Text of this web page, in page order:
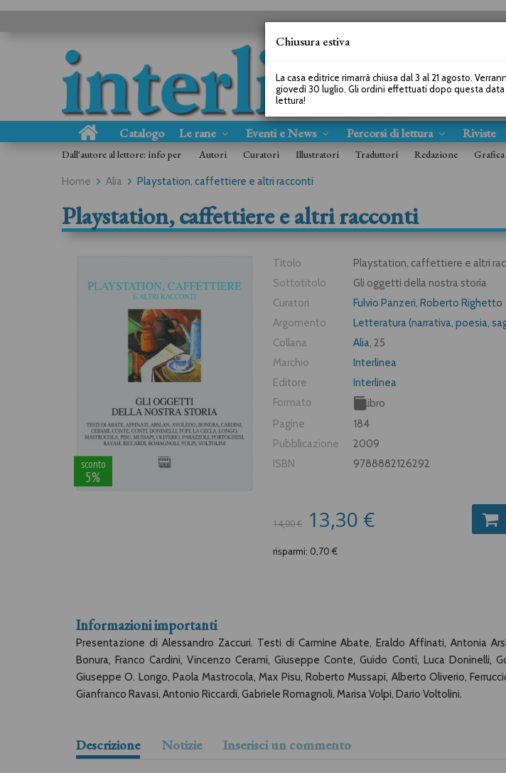
Catalogo Le rane Eventi e News Percorsi di lettura Riviste
Dall'autore al lettore: info per Autori Curatori Illustratori Traduttori Redazione Grafica
Home Alia Playstation, caffettiere e altri racconti
Playstation, caffettiere e altri racconti
sconto
5%
Titolo
Playstation, caffettiere e altri
Sottotitolo
Gli oggetti della nostra storia
Curatori
Fulvio Panzeri,Roberto Righetto
Argomento
Letteratura (narrativa, poesia,
Collana
Alia, 25
Marchio
Interlinea
Editore
Interlinea
Formato
Libro
Pagine
184
Pubblicazione
2009
ISBN
9788882126292
14,00 € 13,30 €
risparmi: 0,70 €
Informazioni importanti
Presentazione di Alessandro Zaccuri. Testi di Carmine Abate, Eraldo Affinati, Antonia
Bonura, Franco Cardini, Vincenzo Cerami, Giuseppe Conte, Guido Conti, Luca Doninelli,
Giuseppe O. Longo, Paola Mastrocola, Max Pisu, Roberto Mussapi, Alberto Oliverio,
Gianfranco Ravasi, Antonio Riccardi, Gabriele Romagnoli, Marisa Volpi, Dario Voltolini.
Descrizione Notizie Inserisci un commento
Chiusura estiva
La casa editrice rimarrà chiusa dal 3 al 21 agosto.
giovedì 30 luglio. Gli ordini effettuati dopo questa
lettura!